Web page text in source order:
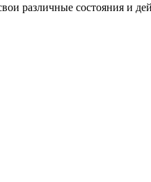
различные состояния и